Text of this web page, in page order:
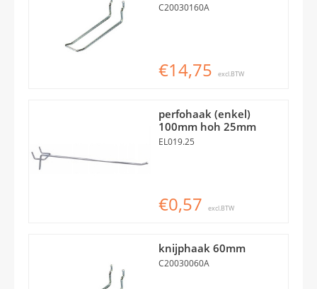
C20030160A
€14,75 excl.BTW
perfohaak (enkel)
100mm hoh 25mm
EL019.25
€0,57 excl.BTW
knijphaak 60mm
C20030060A